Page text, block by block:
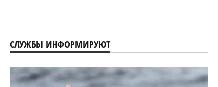
СЛУЖБЫ ИНФОРМИРУЮТ